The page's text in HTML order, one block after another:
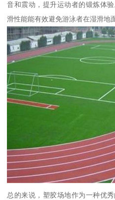
音和震动，提升运动者的锻炼体
滑性能能有效避免游泳者在湿滑地
总的来说，塑胶场地作为一种优